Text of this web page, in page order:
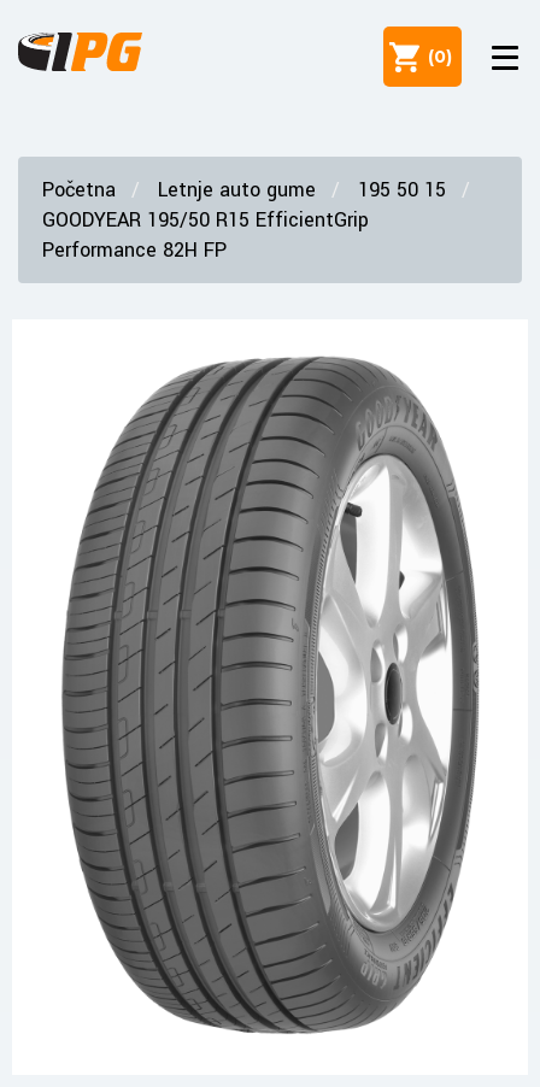
(0)
Početna Letnje auto gume
195 50 15
GOODYEAR 195/50 R15 EfficientGrip
Performance 82H FP